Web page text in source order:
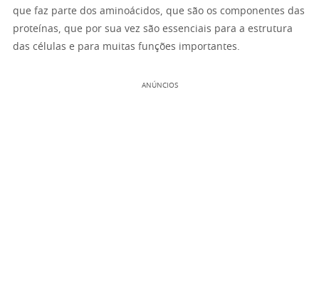
que faz parte dos aminoácidos, que são os componentes das
proteínas, que por sua vez são essenciais para a estrutura
das células e para muitas funções importantes.
ANÚNCIOS